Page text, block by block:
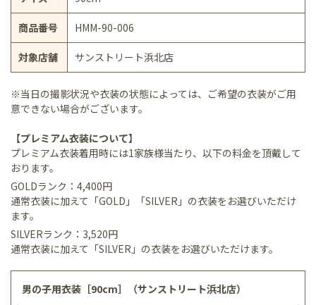
商品番号 HMM-90-006
対象店舗 サンストリート浜北店
※当日の撮影状況や衣装の状態によっては、ご希望の衣装がご用
意できない場合がございます。
【プレミアム衣装について】
プレミアム衣装着用時には1家族様当たり、以下の料金を頂戴して
おります。
GOLDランク：4,400円
通常衣装に加えて「GOLD」「SILVER」の衣装をお選びいただけ
ます。
SILVERランク：3,520円
通常衣装に加えて「SILVER」の衣装をお選びいただけます。
男の子用衣装［90cm］（サンストリート浜北店）